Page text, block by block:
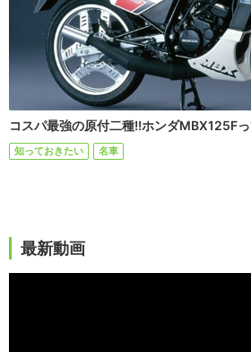
コスパ最強の原付二種!!ホンダMBX125F
知っておきたい 名車
最新動画